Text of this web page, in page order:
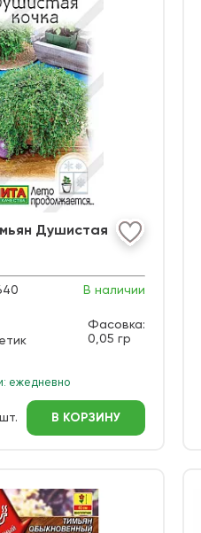
Душистая
В наличии
Фасовка:
0,05 гр
ежедневно
шт. В КОРЗИНУ